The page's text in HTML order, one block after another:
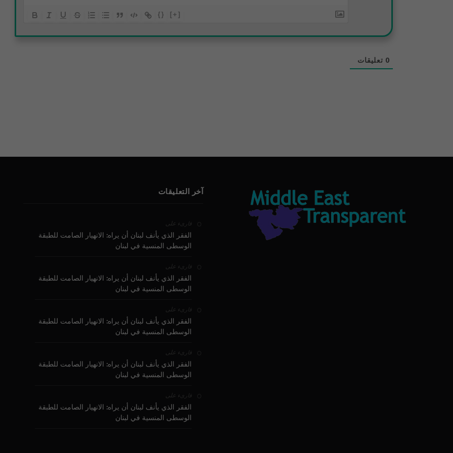
{} [+]
0 تعليقات
آخر التعليقات
قارىء على
الفقر الذي يأنف لبنان أن يراه: الانهيار الصامت للطبقة
الوسطى المنسية في لبنان
قارىء على
الفقر الذي يأنف لبنان أن يراه: الانهيار الصامت للطبقة
الوسطى المنسية في لبنان
قارىء على
الفقر الذي يأنف لبنان أن يراه: الانهيار الصامت للطبقة
الوسطى المنسية في لبنان
قارىء على
الفقر الذي يأنف لبنان أن يراه: الانهيار الصامت للطبقة
الوسطى المنسية في لبنان
قارىء على
الفقر الذي يأنف لبنان أن يراه: الانهيار الصامت للطبقة
الوسطى المنسية في لبنان